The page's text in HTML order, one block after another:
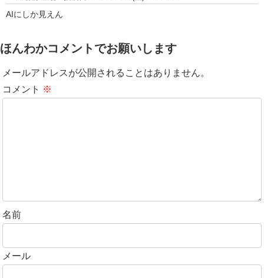
AIにしか見えん
ほんわかコメントでお願いします
メールアドレスが公開されることはありません。
コメント ※
名前
メール